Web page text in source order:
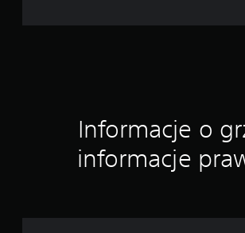
Informacje o
informacje